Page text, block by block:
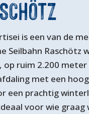
is een van de
Seilbahn
op ruim 2.200
met een
een prachtig
voor wie graag